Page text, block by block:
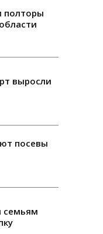
полторы
выросли
посевы
семьям